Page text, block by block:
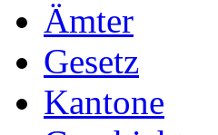
Ämter
Gesetz
Kantone